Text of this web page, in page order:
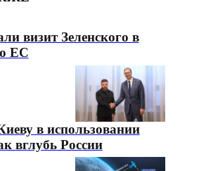
визит Зеленского в
ЕС
в использовании
вглубь России